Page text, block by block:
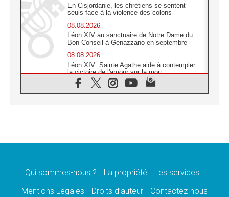
En Cisjordanie, les chrétiens se sentent
seuls face à la violence des colons
08.08.2026
Léon XIV au sanctuaire de Notre Dame du
Bon Conseil à Genazzano en septembre
08.08.2026
Léon XIV: Sainte Agathe aide à contempler
la victoire de l'amour sur la mort
08.08.2026
«Relancer l'empathie», le projet Triennal d'art
08.08.2026
07.08.2026
Calapan devient un diocèse
Qui sommes-nous ? La propriété
Les services
Mentions Legales
Droits d’auteur Contactez-nous